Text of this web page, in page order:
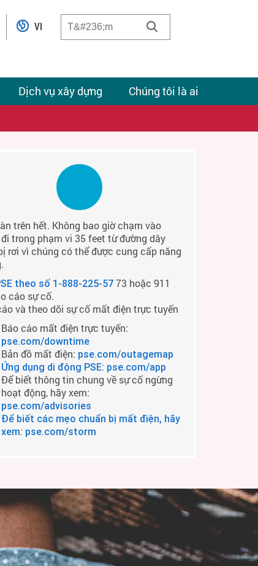
Dịch vụ xây dựng Chúng tôi là ai
VI
trên hết. Không bao giờ chạm vào
trong phạm vi 35 feet từ đường dây
rơi vì chúng có thể được cung cấp năng
theo số 1-888-225-57 73 hoặc 911
cáo sự cố.
và theo dõi sự cố mất điện trực tuyến
Báo cáo mất điện trực tuyến:
pse.com/downtime
Bản đồ mất điện: pse.com/outagemap
Ứng dụng di động PSE: pse.com/app
Để biết thông tin chung về sự cố ngừng
hoạt động, hãy xem:
pse.com/advisories
Để biết các mẹo chuẩn bị mất điện, hãy
xem: pse.com/storm